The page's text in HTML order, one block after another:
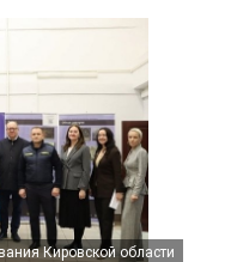
Кировской области